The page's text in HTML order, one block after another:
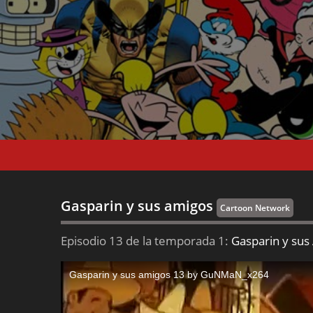
Gasparin y sus amigos Cartoon Network
Episodio 13 de la temporada 1: Gasparin y